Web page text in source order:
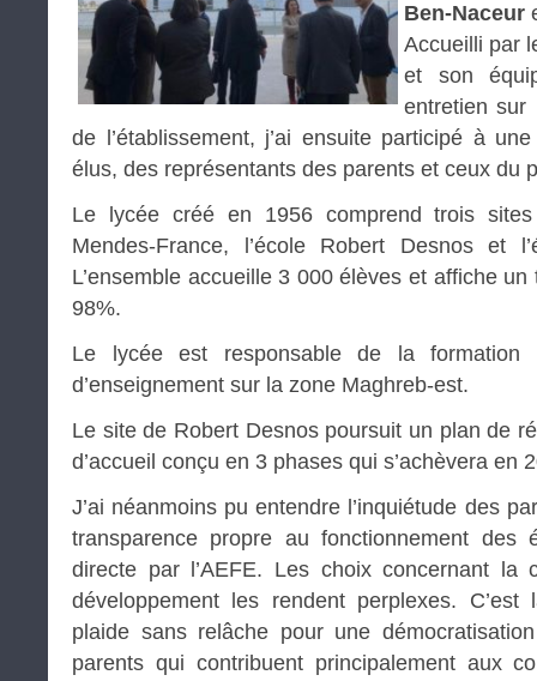
Ben-Naceur
Accueilli par
et son
entretien sur
de l’établissement, j’ai ensuite participé à
élus, des représentants des parents et ceux du
Le lycée créé en 1956 comprend trois
Mendes-France, l’école Robert Desnos et
L’ensemble accueille 3 000 élèves et affiche
98%.
Le lycée est responsable de la formation
d’enseignement sur la zone Maghreb-est.
Le site de Robert Desnos poursuit un plan de
d’accueil conçu en 3 phases qui s’achèvera en
J’ai néanmoins pu entendre l’inquiétude des
transparence propre au fonctionnement des
directe par l’AEFE. Les choix concernant la
développement les rendent perplexes.
plaide sans relâche pour une
parents qui contribuent principalement aux